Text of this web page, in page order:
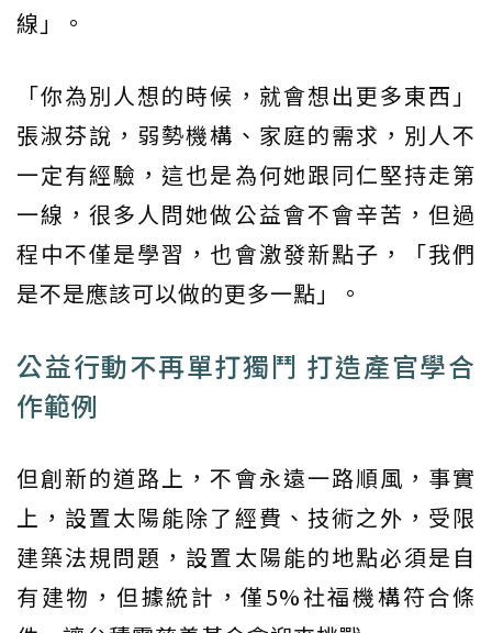
線」。
「你為別人想的時候，就會想出更多東西」
張淑芬說，弱勢機構、家庭的需求，別人不
一定有經驗，這也是為何她跟同仁堅持走第
一線，很多人問她做公益會不會辛苦，但過
程中不僅是學習，也會激發新點子，「我們
是不是應該可以做的更多一點」。
公益行動不再單打獨鬥 打造產官學合
作範例
但創新的道路上，不會永遠一路順風，事實
上，設置太陽能除了經費、技術之外，受限
建築法規問題，設置太陽能的地點必須是自
有建物，但據統計，僅5%社福機構符合條